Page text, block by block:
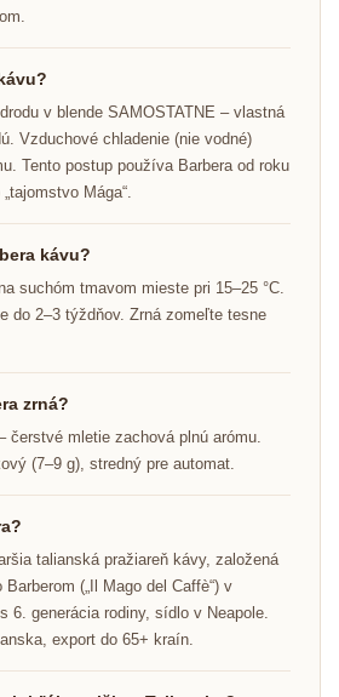
v blende SAMOSTATNE – vlastná
Vzduchové chladenie (nie vodné)
Tento postup používa Barbera od roku
Mága“.
kávu?
suchóm tmavom mieste pri 15–25 °C.
do 2–3 týždňov. Zrná zomeľte tesne
zrná?
čerstvé mletie zachová plnú arómu.
(7–9 g), stredný pre automat.
talianská pražiareň kávy, založená
(„Il Mago del Caffè“) v
6. generácia rodiny, sídlo v Neapole.
export do 65+ kraín.